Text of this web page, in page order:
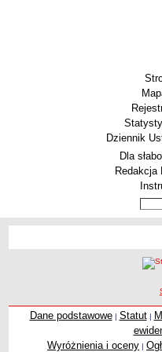
Dziennik
Menu
Dla
Redakcja
Zespoły Szkół
Techniczne Zakłady
Dane podstawowe| Statut|
Wyróżnienia i oceny |